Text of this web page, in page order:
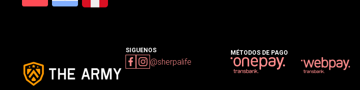
SIGUENOS
@sherpalife
MÉTODOS DE PAGO